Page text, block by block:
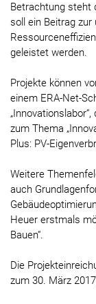
Betrachtung steht
soll ein Beitrag
geleistet werden.
Projekte können
einem ERA-Net-
zum Thema
Plus: PV-
Weitere
auch
Heuer erstmals
Bauen“.
Die
zum 30. März